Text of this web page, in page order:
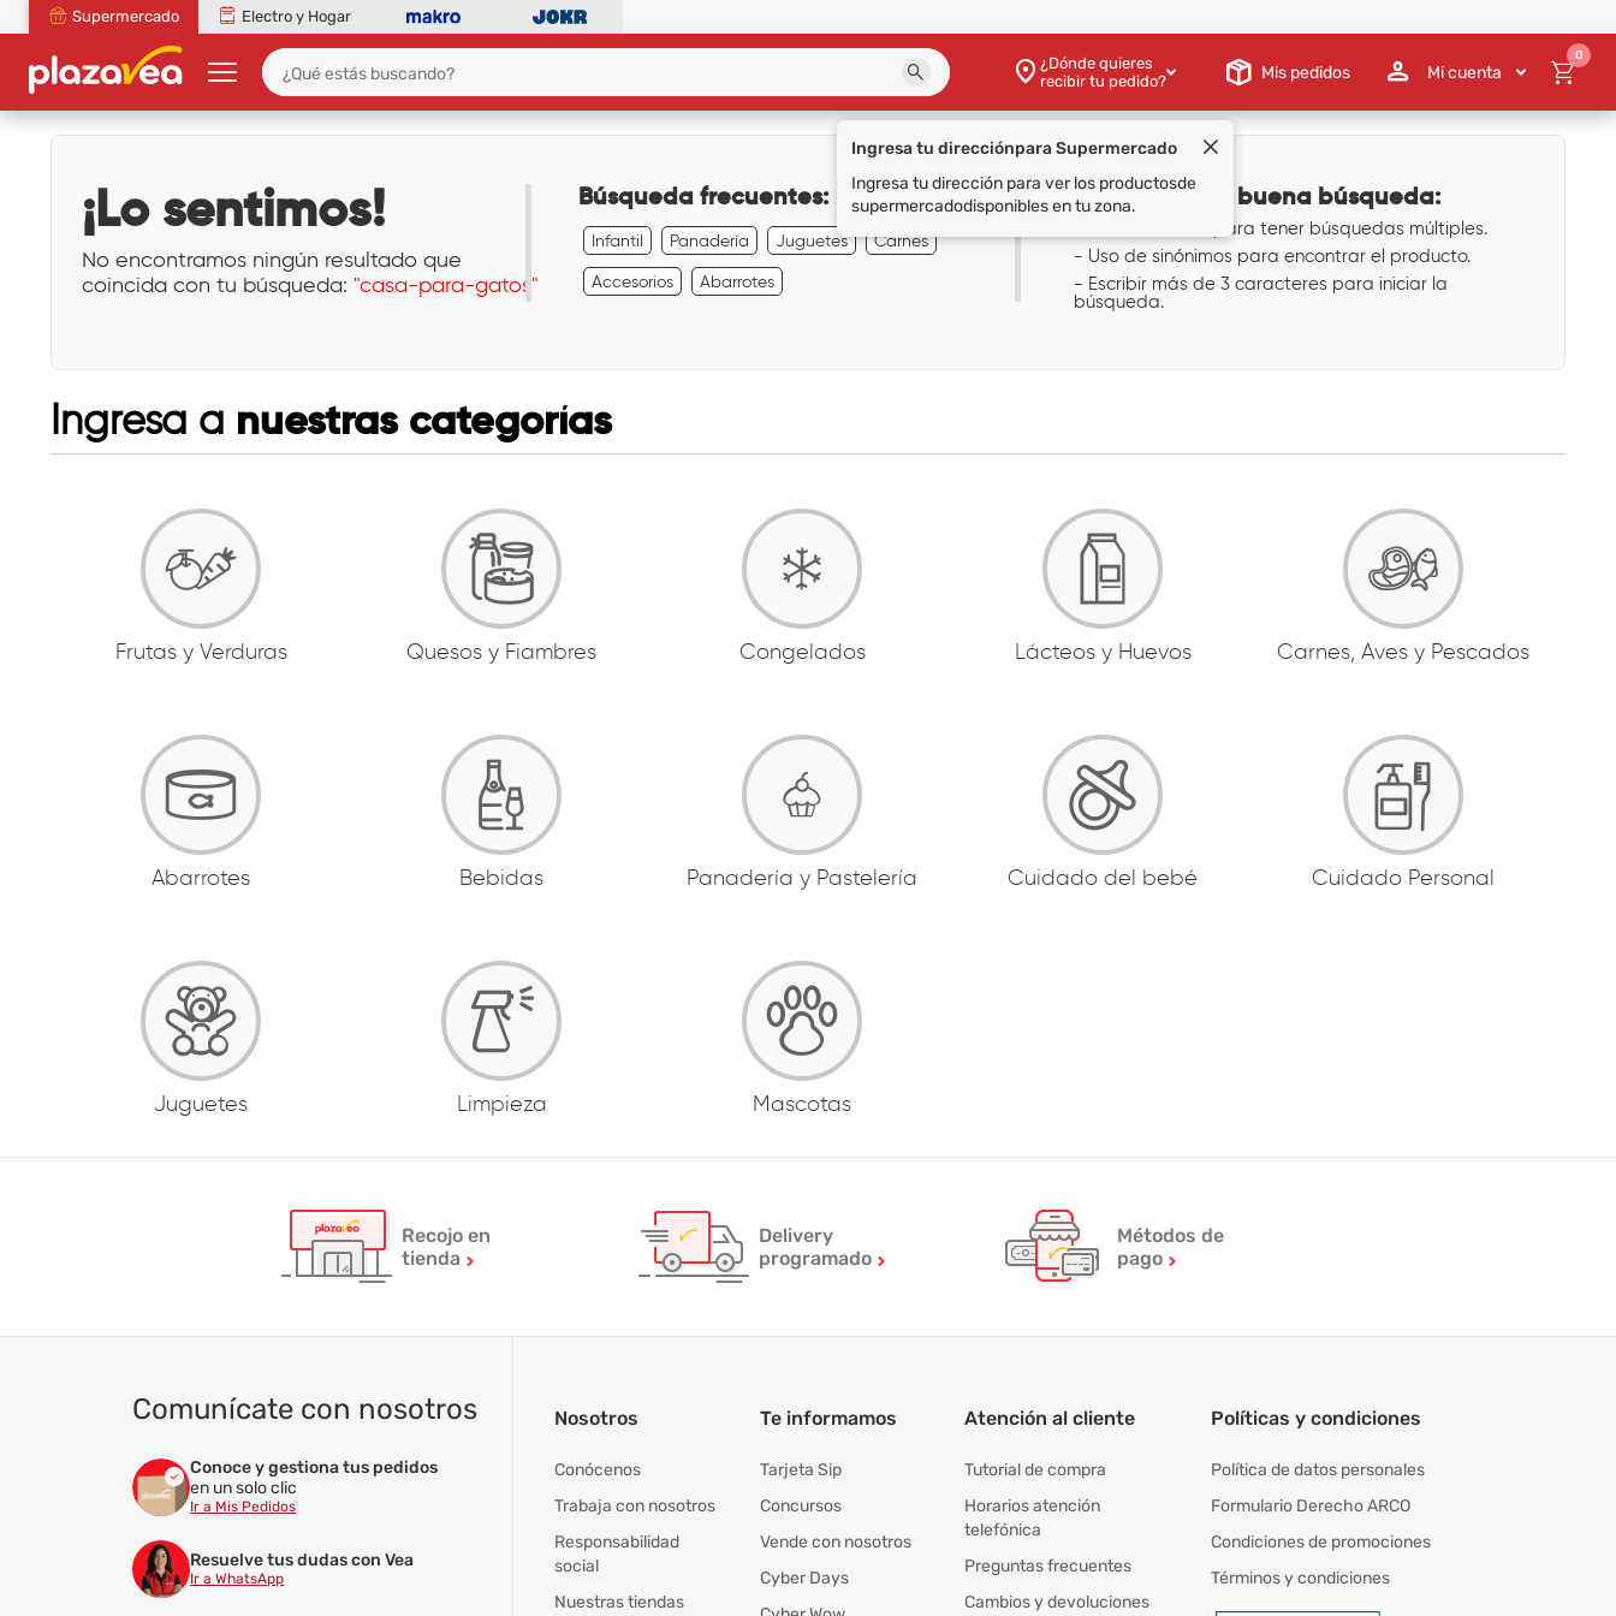
Supermercado Electro y Hogar
¿Dónde quieres
recibir tu pedido?
Mis pedidos Mi cuenta
0
Ingresa tu direcciónpara Supermercado
Ingresa tu dirección para ver los productosde
supermercadodisponibles en tu zona.
¡Lo sentimos!
No encontramos ningún resultado que
coincida con tu búsqueda: "casa-para-gatos"
Búsqueda frecuentes:
Infantil Panadería Juguetes Carnes
Accesorios Abarrotes
Tips para una buena búsqueda:
- Uso de comas para tener búsquedas múltiples.
- Uso de sinónimos para encontrar el producto.
- Escribir más de 3 caracteres para iniciar la
búsqueda.
Ingresa a nuestras categorías
Frutas y Verduras Quesos y Fiambres Congelados Lácteos y Huevos Carnes, Aves y Pescados
Abarrotes Bebidas Panadería y Pastelería Cuidado del bebé Cuidado Personal
Juguetes Limpieza Mascotas
Recojo en
tienda
Delivery
programado
Métodos de
pago
Comunícate con nosotros
Conoce y gestiona tus pedidos
en un solo clic
Ir a Mis Pedidos
Resuelve tus dudas con Vea
Ir a WhatsApp
Nosotros
Conócenos
Trabaja con nosotros
Responsabilidad
social
Nuestras tiendas
Te informamos
Tarjeta Sip
Concursos
Vende con nosotros
Cyber Days
Atención al cliente
Tutorial de compra
Horarios atención
telefónica
Preguntas frecuentes
Cambios y devoluciones
Políticas y condiciones
Política de datos personales
Formulario Derecho ARCO
Condiciones de promociones
Términos y condiciones